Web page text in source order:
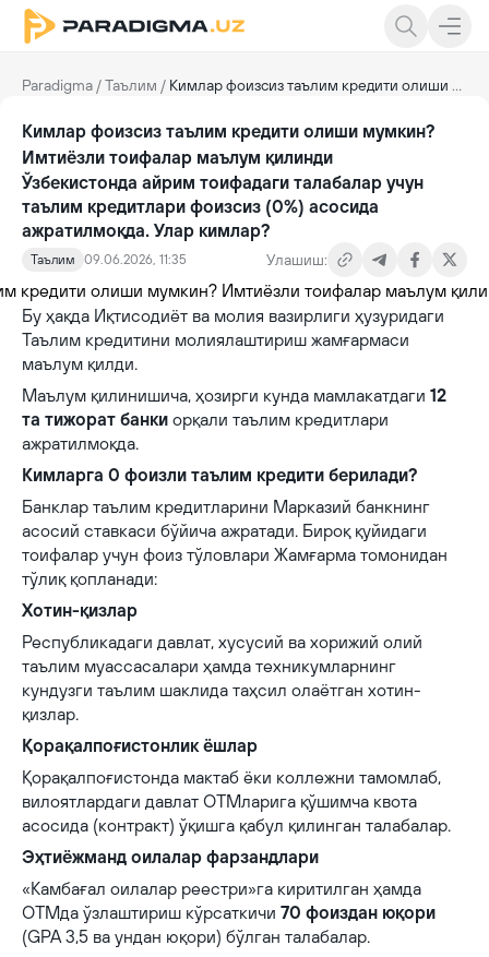
Paradigma /Таълим / Кимлар фоизсиз таълим кредити олиши мумкин? Имтиёзли тоифалар маълум қилинди
Кимлар фоизсиз таълим кредити олиши мумкин?
Имтиёзли тоифалар маълум қилинди
Ўзбекистонда айрим тоифадаги талабалар учун
таълим кредитлари фоизсиз (0%) асосида
ажратилмоқда. Улар кимлар?
Таълим 09.06.2026, 11:35 Улашиш:
Бу ҳақда Иқтисодиёт ва молия вазирлиги ҳузуридаги
Таълим кредитини молиялаштириш жамғармаси
маълум қилди.
Маълум қилинишича, ҳозирги кунда мамлакатдаги 12
та тижорат банки орқали таълим кредитлари
ажратилмоқда.
Кимларга 0 фоизли таълим кредити берилади?
Банклар таълим кредитларини Марказий банкнинг
асосий ставкаси бўйича ажратади. Бироқ қуйидаги
тоифалар учун фоиз тўловлари Жамғарма томонидан
тўлиқ қопланади:
Хотин-қизлар
Республикадаги давлат, хусусий ва хорижий олий
таълим муассасалари ҳамда техникумларнинг
кундузги таълим шаклида таҳсил олаётган хотин-
қизлар.
Қорақалпоғистонлик ёшлар
Қорақалпоғистонда мактаб ёки коллежни тамомлаб,
вилоятлардаги давлат ОТМларига қўшимча квота
асосида (контракт) ўқишга қабул қилинган талабалар.
Эҳтиёжманд оилалар фарзандлари
«Камбағал оилалар реестри»га киритилган ҳамда
ОТМда ўзлаштириш кўрсаткичи 70 фоиздан юқори
(GPA 3,5 ва ундан юқори) бўлган талабалар.